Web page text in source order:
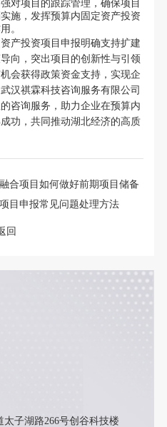
对项目的跟踪管理，确保项目
施，发挥预算内固定资产投资
。
产投资项目申报明确支持扩建
向，突出项目的创新性与引领
会获得政策资金支持，实现企
汉祺霖科技咨询服务有限公司
咨询服务，助力企业在预算内
功，共同推动湖北经济的高质
合项目如何做好前期项目储备
目申报常见问题处理方法
回
子湖路266号创谷科技楼